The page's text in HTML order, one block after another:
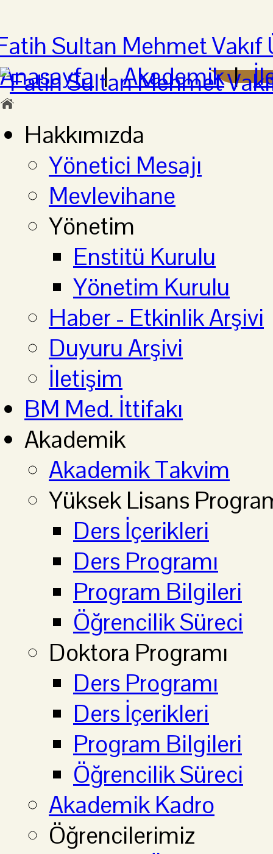
Anasayfa|Akademik|
Hakkımızda
Yönetici Mesajı
Mevlevihane
Yönetim
Enstitü Kurulu
Yönetim Kurulu
Haber - Etkinlik Arşivi
Duyuru Arşivi
İletişim
BM Med. İttifakı
Akademik
Akademik Takvim
Yüksek Lisans
Ders İçerikleri
Ders Programı
Program Bilgileri
Öğrencilik Süreci
Doktora Programı
Ders Programı
Ders İçerikleri
Program Bilgileri
Öğrencilik Süreci
Akademik Kadro
Öğrencilerimiz